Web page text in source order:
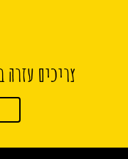
צריכים עזרה